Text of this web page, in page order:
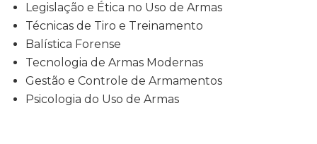
Legislação e Ética no Uso de Armas
Técnicas de Tiro e Treinamento
Balística Forense
Tecnologia de Armas Modernas
Gestão e Controle de Armamentos
Psicologia do Uso de Armas